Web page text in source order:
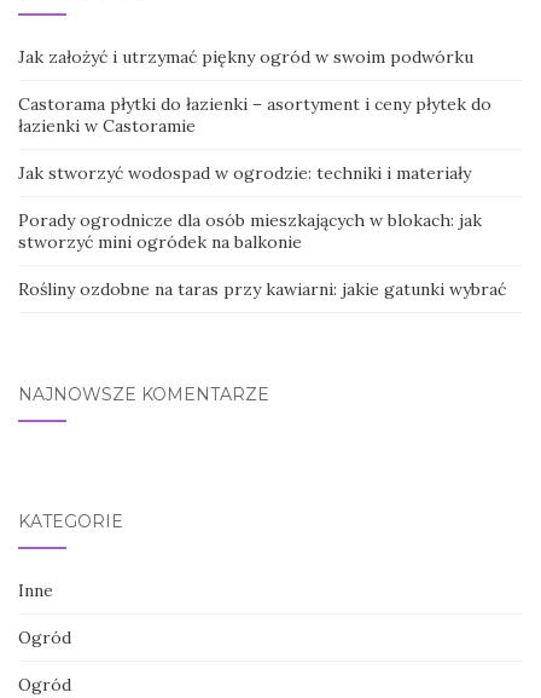
Jak założyć i utrzymać piękny ogród w swoim podwórku
Castorama płytki do łazienki – asortyment i ceny płytek do
łazienki w Castoramie
Jak stworzyć wodospad w ogrodzie: techniki i materiały
Porady ogrodnicze dla osób mieszkających w blokach: jak
stworzyć mini ogródek na balkonie
Rośliny ozdobne na taras przy kawiarni: jakie gatunki wybrać
NAJNOWSZE KOMENTARZE
KATEGORIE
Inne
Ogród
Ogród